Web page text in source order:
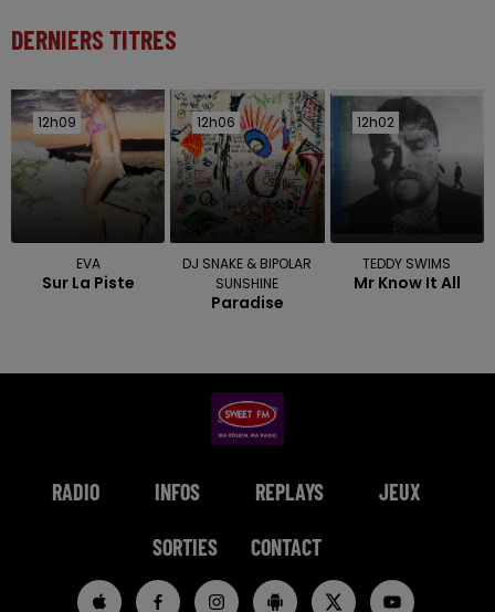
DERNIERS TITRES
12h09
12h09
EVA
Sur La Piste
12h06
12h06
DJ SNAKE & BIPOLAR
SUNSHINE
Paradise
12h02
12h02
TEDDY SWIMS
Mr Know It All
RADIO INFOS REPLAYS JEUX
SORTIES CONTACT